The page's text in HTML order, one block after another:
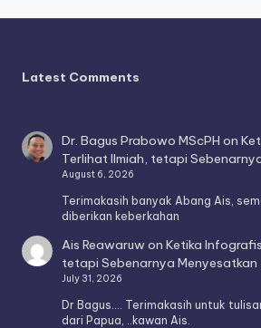
Latest Comments
Dr. Bagus Prabowo MScPH on
Terlihat Ilmiah, tetapi
August 6, 2026
Terimakasih banyak Abang Ais,
diberikan keberkahan
Ais ReawaruwonKetika
tetapi Sebenarnya Menyesatkan
July 31, 2026
Dr Bagus.... Terimakasih untuk
dari Papua, ..kawan Ais.